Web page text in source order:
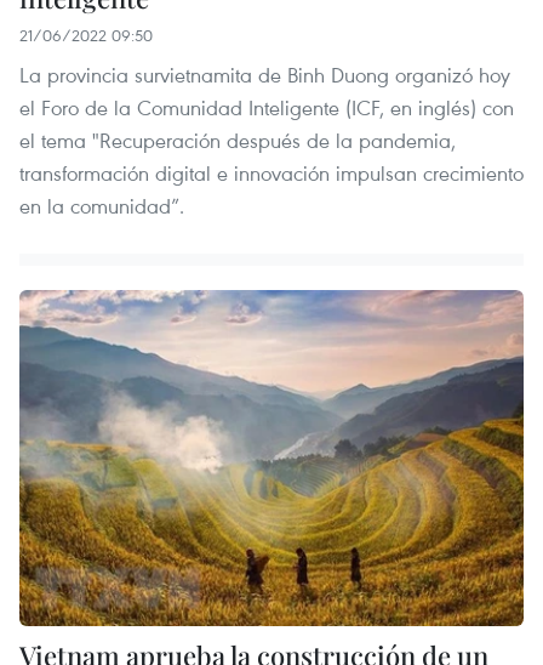
21/06/2022 09:50
La provincia survietnamita de Binh Duong organizó hoy
el Foro de la Comunidad Inteligente (ICF, en inglés) con
el tema "Recuperación después de la pandemia,
transformación digital e innovación impulsan crecimiento
en la comunidad”.
Vietnam aprueba la construcción de un